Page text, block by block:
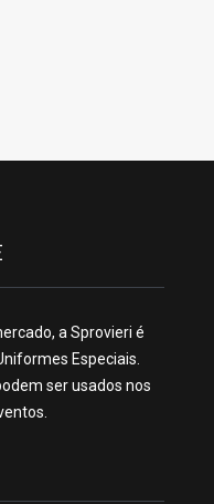
a Sprovieri é
Especiais.
ser usados nos